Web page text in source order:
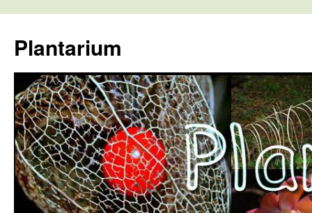
tartalomba
Plantarium